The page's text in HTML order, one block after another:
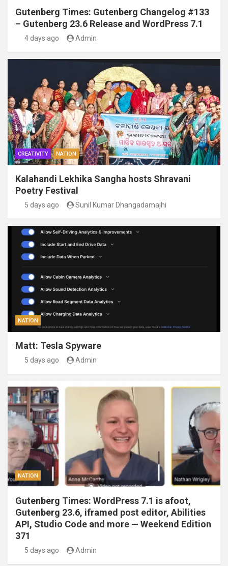
Gutenberg Times: Gutenberg Changelog #133
– Gutenberg 23.6 Release and WordPress 7.1
4 days ago Admin
CREATIVITY NATION
Kalahandi Lekhika Sangha hosts Shravani
Poetry Festival
5 days ago Sunil Kumar Dhangadamajhi
NATION
Matt: Tesla Spyware
5 days ago Admin
NATION
Gutenberg Times: WordPress 7.1 is afoot,
Gutenberg 23.6, iframed post editor, Abilities
API, Studio Code and more — Weekend Edition
371
5 days ago Admin